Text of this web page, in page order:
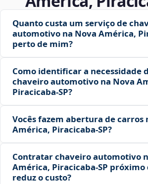
Quanto custa um serviço de
automotivo na Nova América,
perto de mim?
Como identificar a necessidade
chaveiro automotivo na Nova
Piracicaba‑SP?
Vocês fazem abertura de carros
América, Piracicaba‑SP?
Contratar chaveiro automotivo
América, Piracicaba‑SP
reduz o custo?